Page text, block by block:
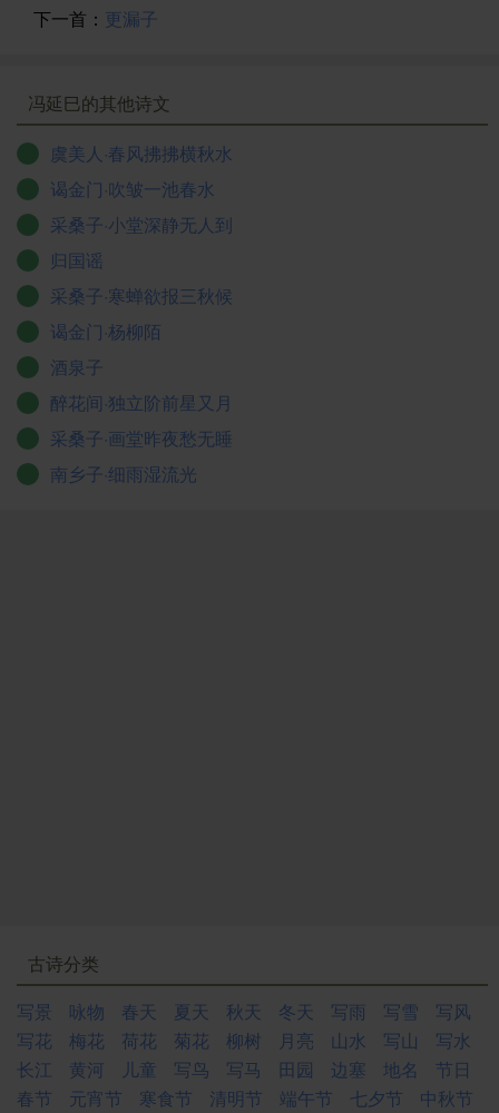
下一首： 更漏子
冯延巳的其他诗文
虞美人·春风拂拂横秋水
谒金门·吹皱一池春水
采桑子·小堂深静无人到
归国谣
采桑子·寒蝉欲报三秋候
谒金门·杨柳陌
酒泉子
醉花间·独立阶前星又月
采桑子·画堂昨夜愁无睡
南乡子·细雨湿流光
古诗分类
写景
咏物 春天 夏天 秋天 冬天 写雨 写雪
写风
写花
梅花 荷花 菊花 柳树 月亮 山水 写山
写水
长江
黄河 儿童 写鸟 写马 田园 边塞 地名
节日
春节
元宵节 寒食节 清明节 端午节 七夕节 中秋节